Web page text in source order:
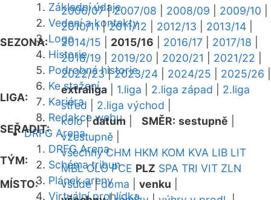
Základní údaje
Vedení a kontakty
Logo
Historie
Podrobná historie
Ke stažení
Kariéra
Redakce webu
DRFG Arena
DRFG Arena
Schéma tribun
Plánek areny
Virtuální prohlídka
SEZONA:
2006/07|2007/08 2008/09 2009/10
2010/11|2011/12 2012/13 2013/14
2014/15
2015/16 2016/17 2017/18
2018/19
2019/20 2020/21 2021/22
2022/23|2023/24 2024/25 2025/26
LIGA:
extraliga 1.liga 2.liga západ
2.liga
střed
2.liga východ
SEŘADIT:
kolo|datum SMĚR: sestupně
vzestupně
TÝM:
všechny CHM HKM KOM KVA LIB LIT
MBL OLO PCE PLZ SPA TRI VIT ZLN
MÍSTO:
všude|doma venku